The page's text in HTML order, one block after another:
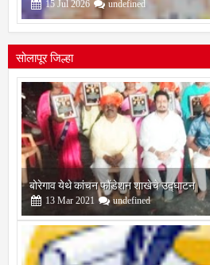
गौरव
15 Jul 2026 undefined
सोलापूर जिल्हा
बोरेगाव येथे कांचन फौंडेशन शाखेचे उद्घाटन
13 Mar 2021 undefined